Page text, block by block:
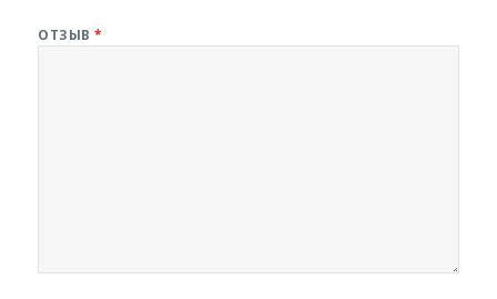
ОТЗЫВ*